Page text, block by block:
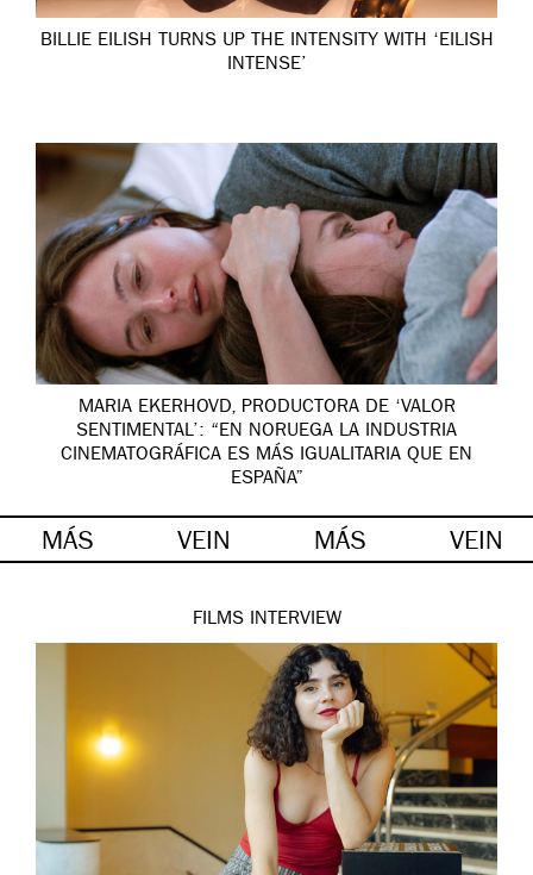
BILLIE EILISH TURNS UP THE INTENSITY WITH ‘EILISH
INTENSE’
MARIA EKERHOVD, PRODUCTORA DE ‘VALOR
SENTIMENTAL’: “EN NORUEGA LA INDUSTRIA
CINEMATOGRÁFICA ES MÁS IGUALITARIA QUE EN
ESPAÑA”
MÁS VEIN MÁS VEIN
FILMS INTERVIEW